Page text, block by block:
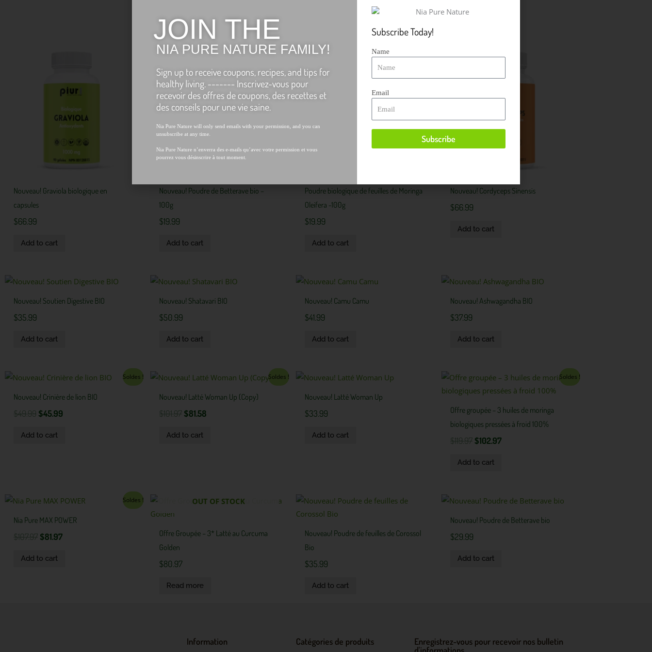
Nouveau! Graviola biologique en
capsules
$66.99
Add to cart
Nouveau! Poudre de Betterave bio –
100g
$19.99
Add to cart
Poudre biologique de feuilles de Moringa
Oleifera -100g
$19.99
Add to cart
Nouveau! Cordyceps Sinensis
$66.99
Add to cart
Nouveau! Soutien Digestive BIO
$35.99
Add to cart
Nouveau! Shatavari BIO
$50.99
Add to cart
Nouveau! Camu Camu
$41.99
Add to cart
Nouveau! Ashwagandha BIO
$37.99
Add to cart
Soldes !
Nouveau! Crinière de lion BIO
$49.99
Original
was:
$49.99.
$45.99
Current
is:
Add to cart
Soldes !
Nouveau! Latté Woman Up (Copy)
$101.97
Original
was:
$101.97.
$81.58
Current
is:
Add to cart
Nouveau! Latté Woman Up
$33.99
Add to cart
Soldes !
Offre groupée – 3 huiles de moringa
biologiques pressées à froid 100%
$119.97
Original
price
was:
$119.97.
$102.97
Current
price
$102.97.
Add to cart
Soldes !
Nia Pure MAX POWER
$107.97
Original
was:
$107.97.
$81.97
Current
is:
$81.97.
Add to cart
OUT OF STOCK
Offre Groupée – 3* Latté au Curcuma
Golden
$80.97
Read more
Nouveau! Poudre de feuilles de Corossol
Bio
$35.99
Add to cart
Nouveau! Poudre de Betterave bio
$29.99
Add to cart
Information Catégories de produits
Enregistrez-vous pour recevoir nos bulletin
JOIN THE
NIA PURE NATURE FAMILY!
Sign up to receive coupons, recipes, and tips for
healthy living. ------- Inscrivez-vous pour
recevoir des offres de coupons, des recettes et
des conseils pour une vie saine.
Nia Pure Nature will only send emails with your permission, and you can
unsubscribe at any time.
Nia Pure Nature n’enverra des e-mails qu’avec votre permission et vous
pourrez vous désinscrire à tout moment.
Subscribe Today!
Name
Email
Subscribe